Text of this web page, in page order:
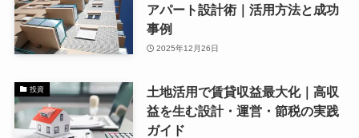
アパート設計術｜活用方法と成功
事例
2025年12月26日
投資
土地活用で賃貸収益最大化｜高収
益を生む設計・運営・節税の実践
ガイド